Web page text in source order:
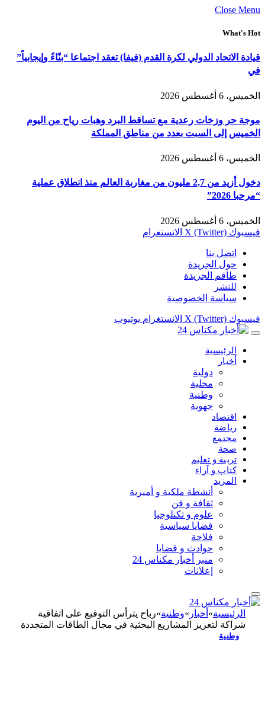
Close Menu
What's Hot
قيادة الاتحاد الدولي لكرة القدم (فيفا) تعقد اجتماعا “بنّاءً وإيجابياً”
في
الخميس، 6 أغسطس 2026
موجة حر وزخات رعدية مع تساقط البرد وهبات رياح من اليوم
الخميس إلى السبت بعدد من مناطق المملكة
الخميس، 6 أغسطس 2026
دخول أزيد من 2,7 مليون من مغاربة العالم منذ انطلاق عملية
“مرحبا 2026”
الخميس، 6 أغسطس 2026
فيسبوك X (Twitter) الانستغرام
اتصل بنا
حول الجريدة
طاقم الجريدة
للنشر
سياسة الخصوصية
فيسبوك X (Twitter) الانستغرام يوتيوب
الرئيسية
أخبار
دولية
محلية
وطنية
جهوية
اقتصاد
رياضة
مجتمع
صحة
تربية و تعليم
كتاب و آراء
المزيد
أنشطة ملكية و أميرية
ثقافة و فن
علوم و تكنلوجيا
قضايا سياسية
فلاحة
حوادث و قضايا
منبر أخبار مكناس 24
إعلانات
الرئيسية» أخبار »وطنية»رباح يترأس التوقيع على اتفاقية
شراكة لتعزيز المشاريع البحثية في مجال الطاقات المتجددة
وطنية